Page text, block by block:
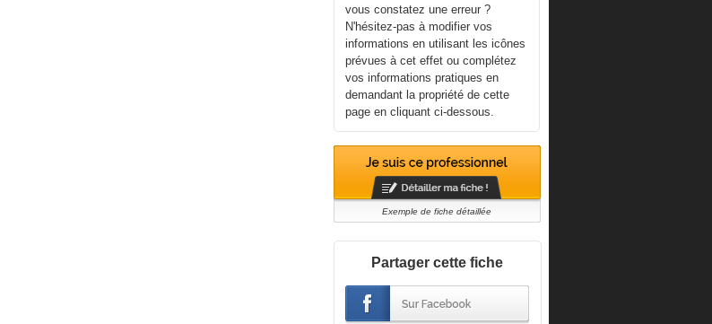
vous constatez une erreur ?
N'hésitez-pas à modifier vos
informations en utilisant les icônes
prévues à cet effet ou complétez
vos informations pratiques en
demandant la propriété de cette
page en cliquant ci-dessous.
Exemple de fiche détaillée
Partager cette fiche